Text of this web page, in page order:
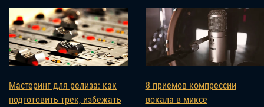
Мастеринг для релиза: как
подготовить трек, избежать
8 приемов компрессии
вокала в миксе